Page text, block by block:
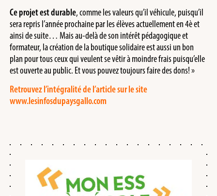
Ce projet est durable, comme les valeurs qu’il véhicule, puisqu’il
sera repris l’année prochaine par les élèves actuellement en 4è et
ainsi de suite… Mais au-delà de son intérêt pédagogique et
formateur, la création de la boutique solidaire est aussi un bon
plan pour tous ceux qui veulent se vêtir à moindre frais puisqu’elle
est ouverte au public. Et vous pouvez toujours faire des dons! »
Retrouvez l’intégralité de l’article sur le site
www.lesinfosdupaysgallo.com